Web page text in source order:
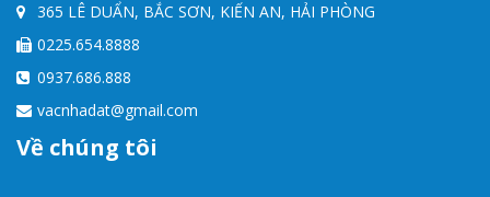
365 LÊ DUẨN, BẮC SƠN, KIẾN AN, HẢI PHÒNG
0225.654.8888
0937.686.888
vacnhadat@gmail.com
Về chúng tôi